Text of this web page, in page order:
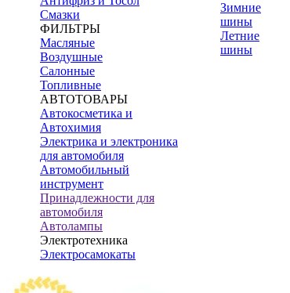
Смазки
ФИЛЬТРЫ
Масляные
Воздушные
Салонные
Топливные
АВТОТОВАРЫ
Автокосметика и
Автохимия
Электрика и электроника
для автомобиля
Автомобильный
инструмент
Принадлежности для
автомобиля
Автолампы
Электротехника
Электросамокаты
Зимние
шины
Летние
шины